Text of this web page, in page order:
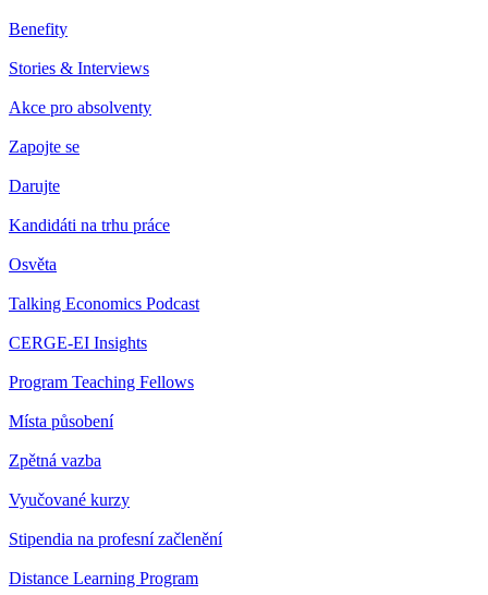
Benefity
Stories & Interviews
Akce pro absolventy
Zapojte se
Darujte
Kandidáti na trhu práce
Osvěta
Talking Economics Podcast
CERGE-EI Insights
Program Teaching Fellows
Místa působení
Zpětná vazba
Vyučované kurzy
Stipendia na profesní začlenění
Distance Learning Program